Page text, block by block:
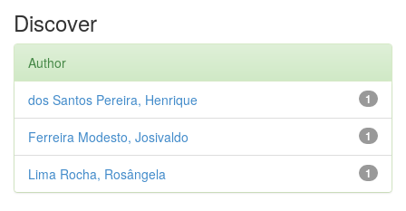
Discover
Author
1
dos Santos Pereira, Henrique
1
Ferreira Modesto, Josivaldo
1
Lima Rocha, Rosângela